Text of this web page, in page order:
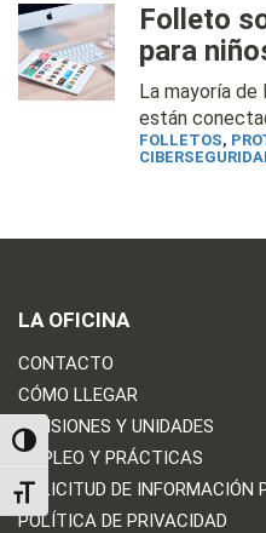
TOGGLE HIGH CONTRAST
TOGGLE FONT SIZE
Folleto
para
La mayoría
están
FOLLETOS,
LA OFICINA
CONTACTO
CÓMO LLEGAR
DIVISIONES Y UNIDADES
EMPLEO Y PRÁCTICAS
SOLICITUD DE INFORMACIÓN
POLÍTICA DE PRIVACIDAD